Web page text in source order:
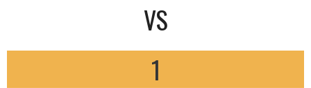
VS
1